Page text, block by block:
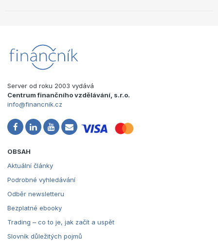
Server od roku 2003 vydává
Centrum finančního vzdělávání, s.r.o.
info@financnik.cz
OBSAH
Aktuální články
Podrobné vyhledávání
Odběr newsletteru
Bezplatné ebooky
Trading – co to je, jak začít a uspět
Slovník důležitých pojmů